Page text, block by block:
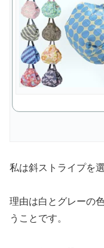
私は斜ストライプを
理由は白とグレーの
うことです。